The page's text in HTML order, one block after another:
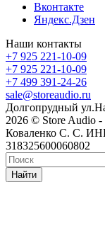
Вконтакте
Яндекс.Дзен
Наши контакты
+7 925 221-10-09
+7 925 221-10-09
+7 499 391-24-26
sale@storeaudio.ru
Долгопрудный
2026 © Store Audio -
Коваленко С. С.
318325600060802
Найти